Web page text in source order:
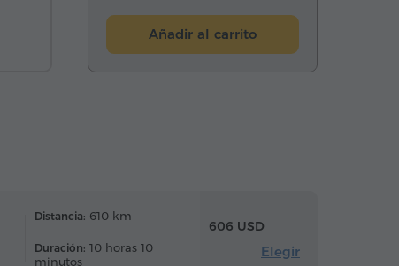
Añadir al carrito
Distancia: 610 km
Duración: 10 horas 10
minutos
606 USD
Elegir